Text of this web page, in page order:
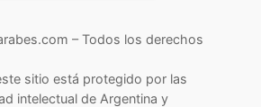
– Todos los derechos
sitio está protegido por las
intelectual de Argentina y